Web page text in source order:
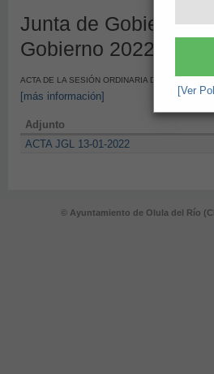
[Ver
Junta de Gobierno -
Gobierno 2022
ACTA DE LA SESIÓN ORDINARIA DE LA JUNTA
[más información]
Adjunto
ACTA JGL 13-01-2022
© Ayuntamiento de Olula del Río